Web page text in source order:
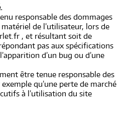
responsable des dommages
de l’utilisateur, lors de
, et résultant soit de
pas aux spécifications
d’un bug ou d’une
être tenue responsable des
qu’une perte de marché
à l’utilisation du site